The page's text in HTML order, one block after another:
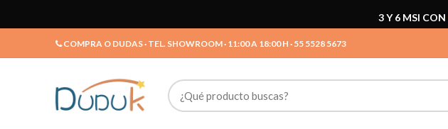
3 Y 6 MSI CON
COMPRA O DUDAS · TEL. SHOWROOM · 11:00 A 18:00 H · 55 5528 5673